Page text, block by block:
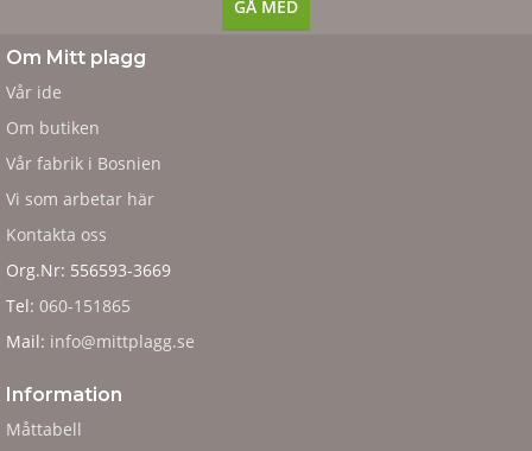
Om Mitt plagg
Vår ide
Om butiken
Vår fabrik i Bosnien
Vi som arbetar här
Kontakta oss
Org.Nr: 556593-3669
Tel: 060-151865
Mail: info@mittplagg.se
Information
Måttabell